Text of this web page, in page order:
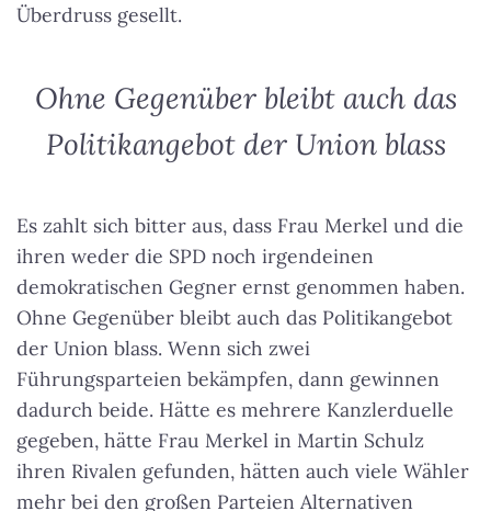
Überdruss gesellt.
Ohne Gegenüber bleibt auch das
Politikangebot der Union blass
Es zahlt sich bitter aus, dass Frau Merkel und die
ihren weder die SPD noch irgendeinen
demokratischen Gegner ernst genommen haben.
Ohne Gegenüber bleibt auch das Politikangebot
der Union blass. Wenn sich zwei
Führungsparteien bekämpfen, dann gewinnen
dadurch beide. Hätte es mehrere Kanzlerduelle
gegeben, hätte Frau Merkel in Martin Schulz
ihren Rivalen gefunden, hätten auch viele Wähler
mehr bei den großen Parteien Alternativen